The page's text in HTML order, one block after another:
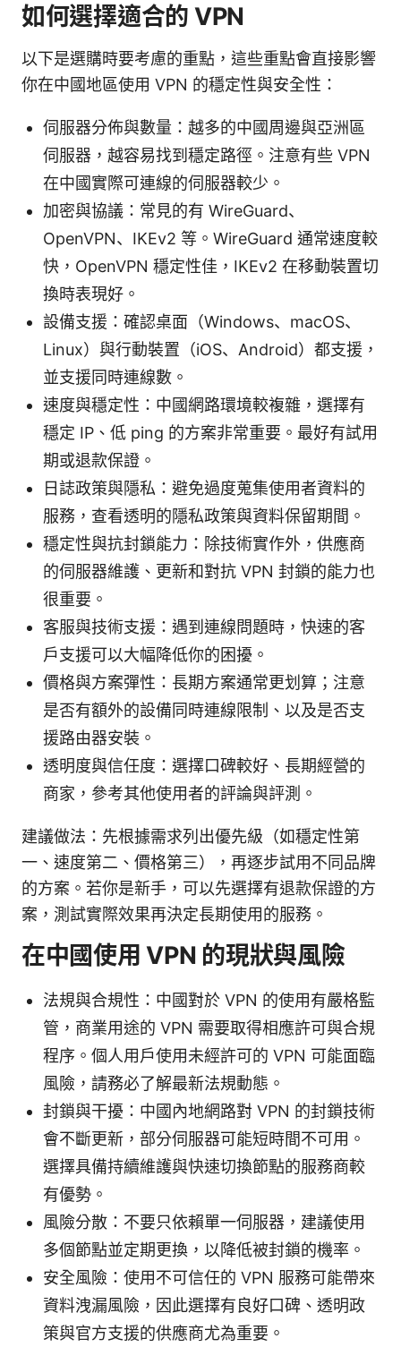
如何選擇適合的 VPN
以下是選購時要考慮的重點，這些重點會直接影響
你在中國地區使用 VPN 的穩定性與安全性：
伺服器分佈與數量：越多的中國周邊與亞洲區
伺服器，越容易找到穩定路徑。注意有些 VPN
在中國實際可連線的伺服器較少。
加密與協議：常見的有 WireGuard、
OpenVPN、IKEv2 等。WireGuard 通常速度較
快，OpenVPN 穩定性佳，IKEv2 在移動裝置切
換時表現好。
設備支援：確認桌面（Windows、macOS、
Linux）與行動裝置（iOS、Android）都支援，
並支援同時連線數。
速度與穩定性：中國網路環境較複雜，選擇有
穩定 IP、低 ping 的方案非常重要。最好有試用
期或退款保證。
日誌政策與隱私：避免過度蒐集使用者資料的
服務，查看透明的隱私政策與資料保留期間。
穩定性與抗封鎖能力：除技術實作外，供應商
的伺服器維護、更新和對抗 VPN 封鎖的能力也
很重要。
客服與技術支援：遇到連線問題時，快速的客
戶支援可以大幅降低你的困擾。
價格與方案彈性：長期方案通常更划算；注意
是否有額外的設備同時連線限制、以及是否支
援路由器安裝。
透明度與信任度：選擇口碑較好、長期經營的
商家，參考其他使用者的評論與評測。
建議做法：先根據需求列出優先級（如穩定性第
一、速度第二、價格第三），再逐步試用不同品牌
的方案。若你是新手，可以先選擇有退款保證的方
案，測試實際效果再決定長期使用的服務。
在中國使用 VPN 的現狀與風險
法規與合規性：中國對於 VPN 的使用有嚴格監
管，商業用途的 VPN 需要取得相應許可與合規
程序。個人用戶使用未經許可的 VPN 可能面臨
風險，請務必了解最新法規動態。
封鎖與干擾：中國內地網路對 VPN 的封鎖技術
會不斷更新，部分伺服器可能短時間不可用。
選擇具備持續維護與快速切換節點的服務商較
有優勢。
風險分散：不要只依賴單一伺服器，建議使用
多個節點並定期更換，以降低被封鎖的機率。
安全風險：使用不可信任的 VPN 服務可能帶來
資料洩漏風險，因此選擇有良好口碑、透明政
策與官方支援的供應商尤為重要。